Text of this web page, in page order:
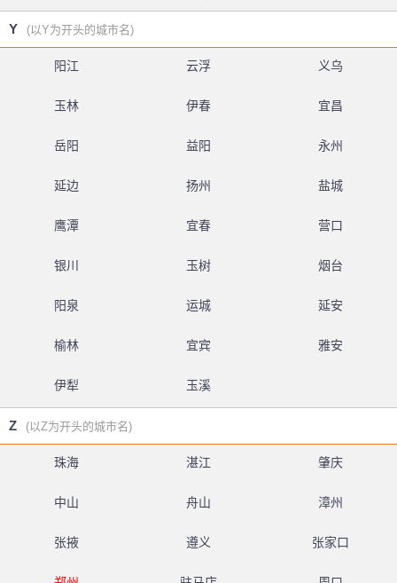
Y (以Y为开头的城市名)
阳江 云浮 义乌
玉林 伊春 宜昌
岳阳 益阳 永州
延边 扬州 盐城
鹰潭 宜春 营口
银川 玉树 烟台
阳泉 运城 延安
榆林 宜宾 雅安
伊犁 玉溪
Z (以Z为开头的城市名)
珠海 湛江 肇庆
中山 舟山 漳州
张掖 遵义 张家口